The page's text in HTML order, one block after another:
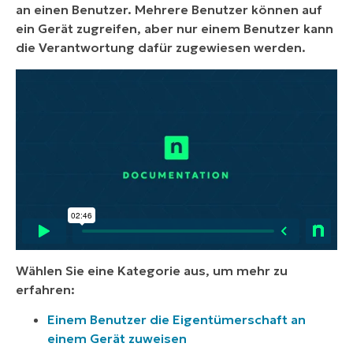
an einen Benutzer. Mehrere Benutzer können auf
ein Gerät zugreifen, aber nur einem Benutzer kann
die Verantwortung dafür zugewiesen werden.
Wählen Sie eine Kategorie aus, um mehr zu
erfahren:
Einem Benutzer die Eigentümerschaft an
einem Gerät zuweisen